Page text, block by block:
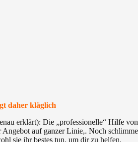
daher kläglich
erklärt): Die „professionelle“ Hilfe
Angebot auf ganzer Linie,. Noch
sie ihr bestes tun, um dir zu helfen.